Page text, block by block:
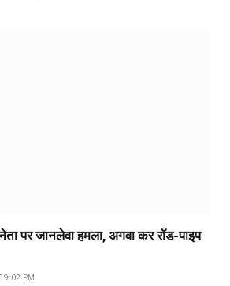
पर जानलेवा हमला, अगवा कर रॉड-पाइप
9:02 PM